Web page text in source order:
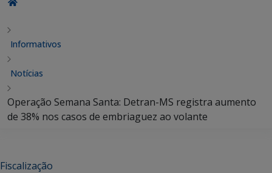
Informativos
Notícias
Operação Semana Santa: Detran-MS registra aumento
de 38% nos casos de embriaguez ao volante
Fiscalização